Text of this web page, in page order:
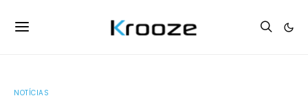
NOTÍCIAS